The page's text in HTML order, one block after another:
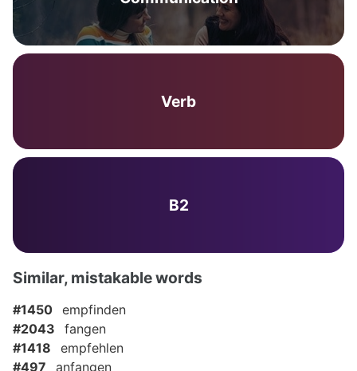
Verb
B2
Similar, mistakable words
#1450 empfinden
#2043
fangen
#1418
empfehlen
#497
anfangen